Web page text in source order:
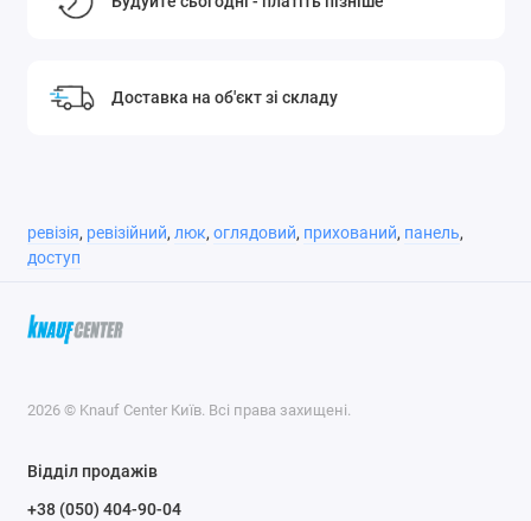
Доставка на об'єкт зі складу
ревізія, ревізійний, люк, оглядовий, прихований, панель,
доступ
2026 © Knauf Center Київ. Всі права захищені.
Відділ продажів
+38 (050) 404-90-04